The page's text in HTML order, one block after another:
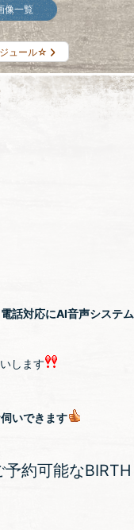
像一覧
ュール☆
話対応にAI音声システム
します
いできます
約可能なBIRTH